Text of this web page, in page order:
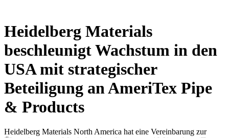
Heidelberg Materials
beschleunigt Wachstum in den
USA mit strategischer
Beteiligung an AmeriTex Pipe
& Products
Heidelberg Materials North America hat eine Vereinbarung zur